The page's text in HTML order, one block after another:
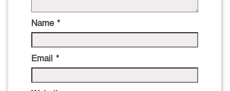
Name *
Email *